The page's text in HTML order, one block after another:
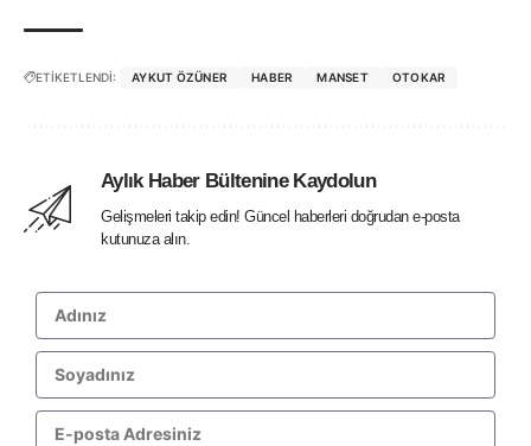
ETİKETLENDİ: AYKUT ÖZÜNER HABER MANSET OTOKAR
Aylık Haber Bültenine Kaydolun
Gelişmeleri takip edin! Güncel haberleri doğrudan e-posta
kutunuza alın.